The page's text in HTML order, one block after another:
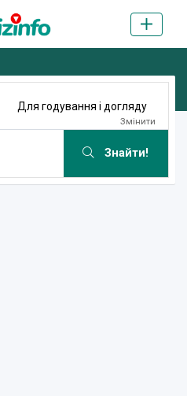
Для годування і догляду
Змінити
Знайти!